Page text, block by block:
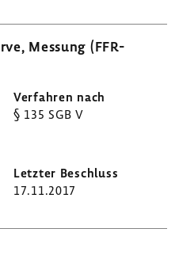
Messung (FFR-​
§ 135 SGB V
17.11.2017